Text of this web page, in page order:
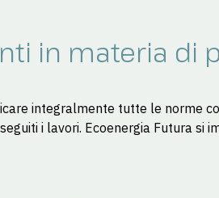
in materia di
integralmente tutte le norme
i lavori. Ecoenergia Futura